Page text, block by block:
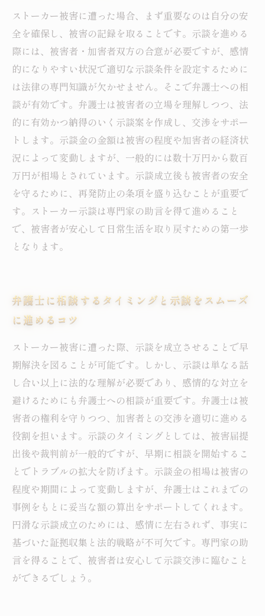
守る心身の安全
ストーカー事件の示談とは？基本の流れと重要
ポイントを解説
なぜ弁護士に相談すべき？ストーカー示談で後
悔しないための理由
ストーカー被害に遭った場合、まず重要なのは自分の安
全を確保し、被害の記録を取ることです。示談を進める
際には、被害者・加害者双方の合意が必要ですが、感情
的になりやすい状況で適切な示談条件を設定するために
は法律の専門知識が欠かせません。そこで弁護士への相
談が有効です。弁護士は被害者の立場を理解しつつ、法
的に有効かつ納得のいく示談案を作成し、交渉をサポー
トします。示談金の金額は被害の程度や加害者の経済状
況によって変動しますが、一般的には数十万円から数百
万円が相場とされています。示談成立後も被害者の安全
を守るために、再発防止の条項を盛り込むことが重要で
す。ストーカー示談は専門家の助言を得て進めること
で、被害者が安心して日常生活を取り戻すための第一歩
となります。
弁護士に相談するタイミングと示談をスムーズ
に進めるコツ
ストーカー被害に遭った際、示談を成立させることで早
期解決を図ることが可能です。しかし、示談は単なる話
し合い以上に法的な理解が必要であり、感情的な対立を
避けるためにも弁護士への相談が重要です。弁護士は被
害者の権利を守りつつ、加害者との交渉を適切に進める
役割を担います。示談のタイミングとしては、被害届提
出後や裁判前が一般的ですが、早期に相談を開始するこ
とでトラブルの拡大を防げます。示談金の相場は被害の
程度や期間によって変動しますが、弁護士はこれまでの
事例をもとに妥当な額の算出をサポートしてくれます。
円滑な示談成立のためには、感情に左右されず、事実に
基づいた証拠収集と法的戦略が不可欠です。専門家の助
言を得ることで、被害者は安心して示談交渉に臨むこと
ができるでしょう。